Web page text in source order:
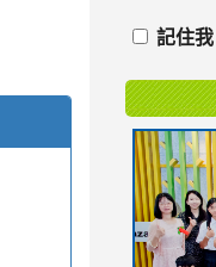
記住我